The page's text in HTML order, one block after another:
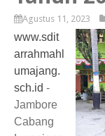
Agustus 11, 2023
www.sdit
arrahmahl
umajang.
sch.id -
Jambore
Cabang